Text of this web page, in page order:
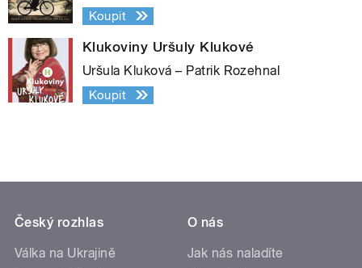
Koupit
Klukoviny Uršuly Klukové
Uršula Kluková – Patrik Rozehnal
Koupit
Český rozhlas
Válka na Ukrajině
O nás
Jak nás naladíte